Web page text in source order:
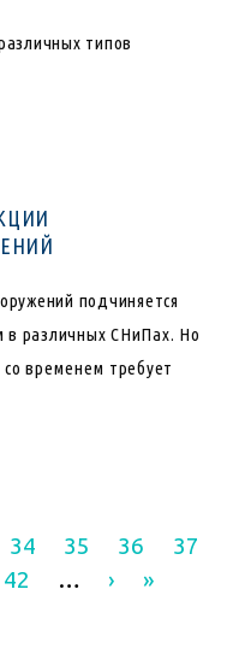
типов
подчиняется
различных СНиПах. Но
временем требует
34 35 36
37
42 … › »